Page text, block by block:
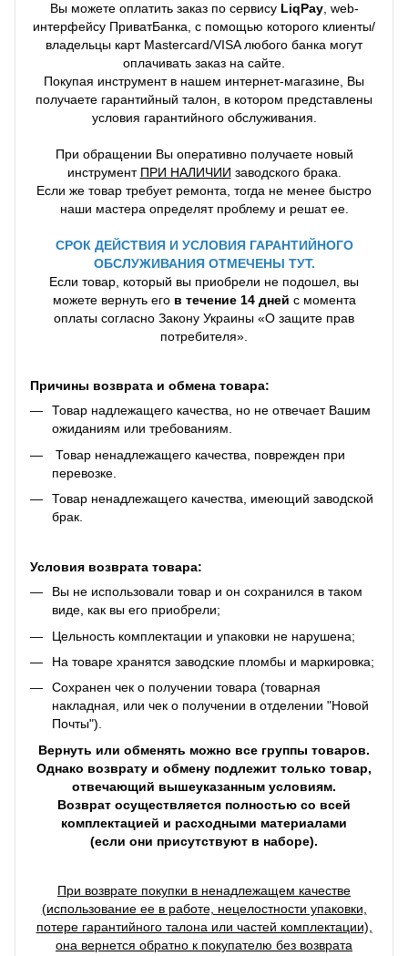
Вы можете оплатить заказ по сервису LiqPay, web-
интерфейсу ПриватБанка, с помощью которого клиенты/
владельцы карт Mastercard/VISA любого банка могут
оплачивать заказ на сайте.
Покупая инструмент в нашем интернет-магазине, Вы
получаете гарантийный талон, в котором представлены
условия гарантийного обслуживания.
При обращении Вы оперативно получаете новый
инструмент ПРИ НАЛИЧИИ заводского брака.
Если же товар требует ремонта, тогда не менее быстро
наши мастера определят проблему и решат ее.
СРОК ДЕЙСТВИЯ И УСЛОВИЯ ГАРАНТИЙНОГО
ОБСЛУЖИВАНИЯ ОТМЕЧЕНЫ ТУТ.
Если товар, который вы приобрели не подошел, вы
можете вернуть его в течение 14 дней с момента
оплаты согласно Закону Украины «О защите прав
потребителя».
Причины возврата и обмена товара:
Товар надлежащего качества, но не отвечает Вашим
ожиданиям или требованиям.
Товар ненадлежащего качества, поврежден при
перевозке.
Товар ненадлежащего качества, имеющий заводской
брак.
Условия возврата товара:
Вы не использовали товар и он сохранился в таком
виде, как вы его приобрели;
Цельность комплектации и упаковки не нарушена;
На товаре хранятся заводские пломбы и маркировка;
Сохранен чек о получении товара (товарная
накладная, или чек о получении в отделении "Новой
Почты").
Вернуть или обменять можно все группы товаров.
Однако возврату и обмену подлежит только товар,
отвечающий вышеуказанным условиям.
Возврат осуществляется полностью со всей
комплектацией и расходными материалами
(если они присутствуют в наборе).
При возврате покупки в ненадлежащем качестве
(использование ее в работе, нецелостности упаковки,
потере гарантийного талона или частей комплектации),
она вернется обратно к покупателю без возврата